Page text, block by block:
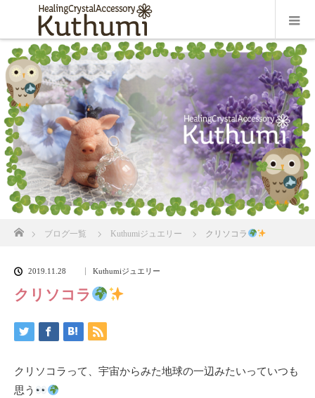
ブログ一覧 Kuthumiジュエリー クリソコラ
2019.11.28 Kuthumiジュエリー
クリソコラ
クリソコラって、宇宙からみた地球の一辺みたいっていつも
思う